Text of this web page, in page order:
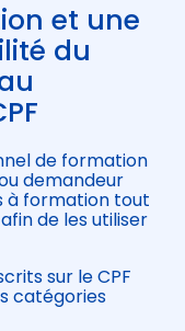
et une
du
de formation
demandeur
à formation tout
de les utiliser
sur le CPF
catégories